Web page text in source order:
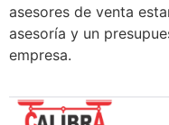
asesores de venta
asesoría y un
empresa.